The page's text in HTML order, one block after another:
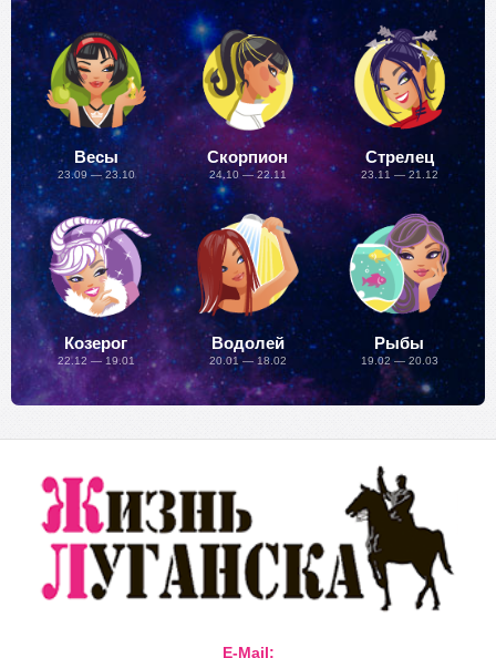
Весы
23.09 — 23.10
Скорпион
24.10 — 22.11
Стрелец
23.11 — 21.12
Козерог
22.12 — 19.01
Водолей
20.01 — 18.02
Рыбы
19.02 — 20.03
E-Mail: